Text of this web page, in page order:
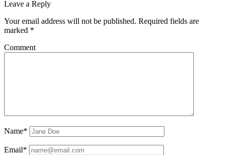
Leave a Reply
Your email address will not be published. Required fields are
marked *
Comment
Name*
Email*